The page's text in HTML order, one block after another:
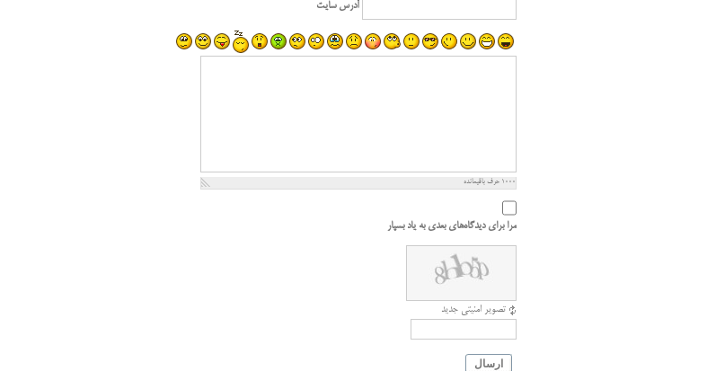
آدرس سایت
1000 حرف باقیمانده
مرا برای دیدگاه‌های بعدی به یاد بسپار
تصویر امنیتی جدید
ارسال